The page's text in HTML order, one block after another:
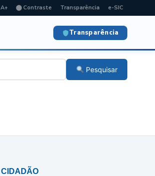
A+ ⬤ Contraste Transparência e-SIC
Transparência
Pesquisar